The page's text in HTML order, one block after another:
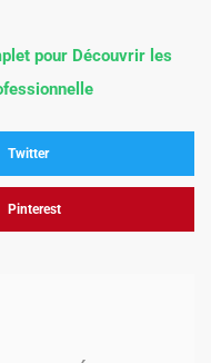
pour Découvrir les
Twitter
Pinterest